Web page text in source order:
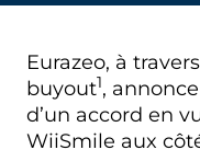
Eurazeo, à
buyout1,
d’un accord en
WiiSmile aux